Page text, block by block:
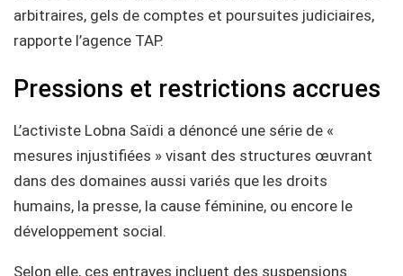
arbitraires, gels de comptes et poursuites judiciaires,
rapporte l’agence TAP.
Pressions et restrictions accrues
L’activiste Lobna Saïdi a dénoncé une série de «
mesures injustifiées » visant des structures œuvrant
dans des domaines aussi variés que les droits
humains, la presse, la cause féminine, ou encore le
développement social.
Selon elle, ces entraves incluent des suspensions